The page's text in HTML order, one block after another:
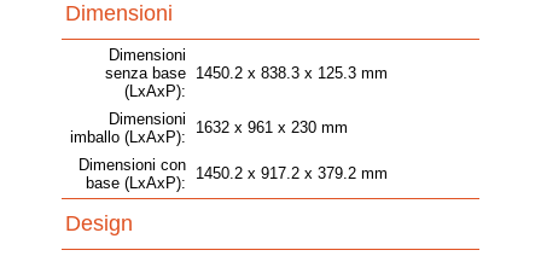
Dimensioni
Dimensioni
senza base
(LxAxP):
1450.2 x 838.3 x 125.3 mm
Dimensioni
imballo (LxAxP):
1632 x 961 x 230 mm
Dimensioni con
base (LxAxP):
1450.2 x 917.2 x 379.2 mm
Design